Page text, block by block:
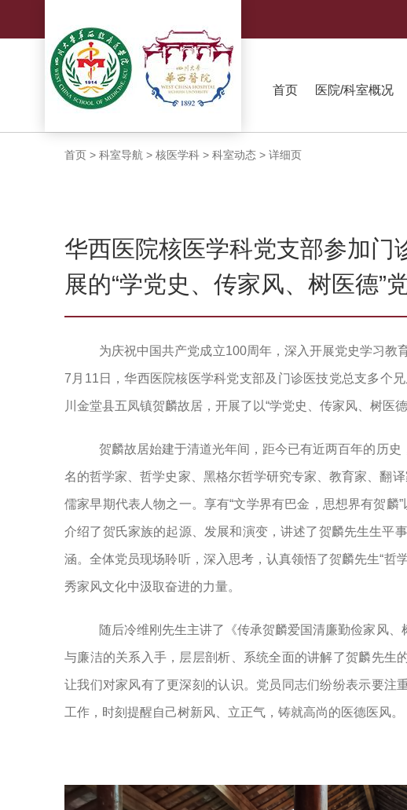
首页 医院/科室概况
首页 > 科室导航 > 核医学科 > 科室动态 > 详细页
华西医院核医学科党支部参加门
展的“学党史、传家风、树医德”
为庆祝中国共产党成立100周年，深入开展党史学习教
7 月 11 日，华西医院核医学科党支部及门诊医技党总支多个
川金堂县五凤镇贺麟故居，开展了以“学党史、传家风、树医
贺麟故居始建于清道光年间，距今已有近两百年的历
名的哲学家、哲学史家、黑格尔哲学研究专家、教育家、翻
儒家早期代表人物之一。享有“文学界有巴金，思想界有贺麟
介绍了贺氏家族的起源、发展和演变，讲述了贺麟先生生平
涵。全体党员现场聆听，深入思考，认真领悟了贺麟先生“哲
秀家风文化中汲取奋进的力量。
随后冷维刚先生主讲了《传承贺麟爱国清廉勤俭家风
与廉洁的关系入手，层层剖析、系统全面的讲解了贺麟先生
让我们对家风有了更深刻的认识。党员同志们纷纷表示要注
工作，时刻提醒自己树新风、立正气，铸就高尚的医德医风。